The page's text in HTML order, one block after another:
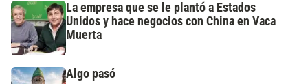
La empresa que se le plantó a Estados
Unidos y hace negocios con China en Vaca
Muerta
Algo pasó